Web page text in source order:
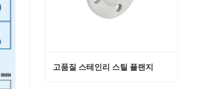
고품질 스테인리 스틸 플랜지